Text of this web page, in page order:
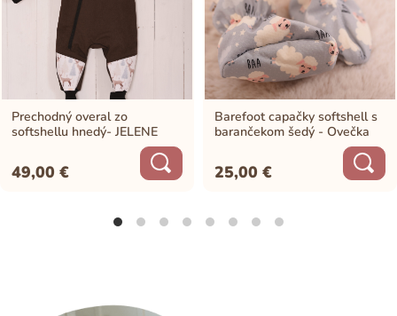
Prechodný overal zo
softshellu hnedý- JELENE
49,00€
Barefoot capačky softshell s
barančekom šedý - Ovečka
25,00€